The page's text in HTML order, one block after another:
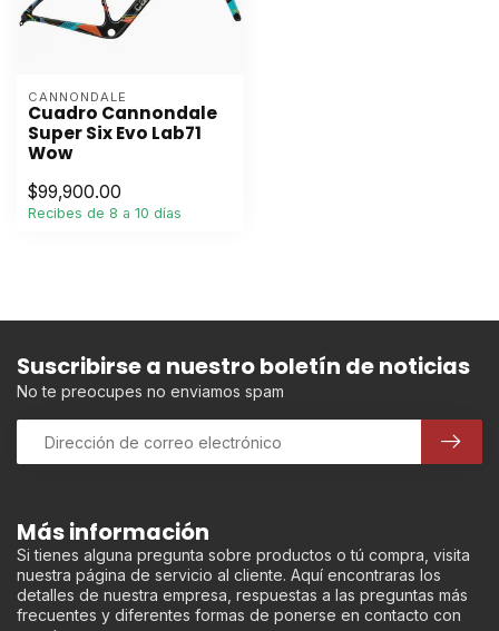
CANNONDALE
Cuadro Cannondale
Super Six Evo Lab71
Wow
$99,900.00
Recibes de 8 a 10 días
Más información
Si tienes alguna pregunta sobre productos o tú compra, visita
nuestra página de servicio al cliente. Aquí encontraras los
detalles de nuestra empresa, respuestas a las preguntas más
frecuentes y diferentes formas de ponerse en contacto con
Suscribirse a nuestro boletín de noticias
No te preocupes no enviamos spam